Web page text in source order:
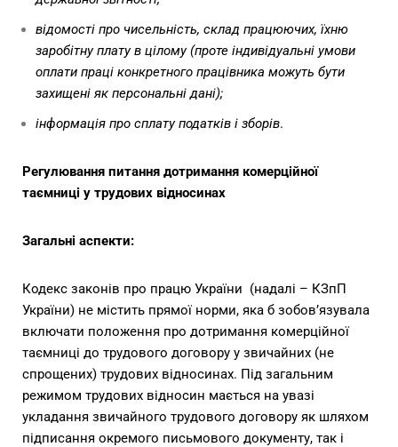
відомості про чисельність, склад працюючих, їхню
заробітну плату в цілому (проте індивідуальні умови
оплати праці конкретного працівника можуть бути
захищені як персональні дані);
інформація про сплату податків і зборів.
Регулювання питання дотримання комерційної
таємниці у трудових відносинах
Загальні аспекти:
Кодекс законів про працю України (надалі – КЗпП
України) не містить прямої норми, яка б зобов’язувала
включати положення про дотримання комерційної
таємниці до трудового договору у звичайних (не
спрощених) трудових відносинах. Під загальним
режимом трудових відносин мається на увазі
укладання звичайного трудового договору як шляхом
підписання окремого письмового документу, так і